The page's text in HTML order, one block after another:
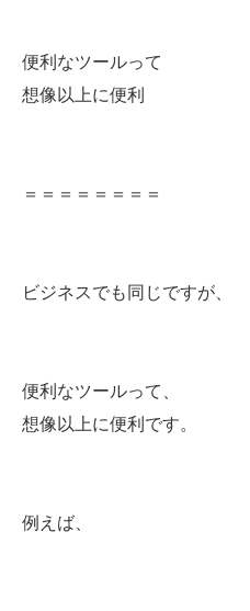
便利なツールって
想像以上に便利
＝＝＝＝＝＝＝＝
ビジネスでも同じですが、
便利なツールって、
想像以上に便利です。
例えば、